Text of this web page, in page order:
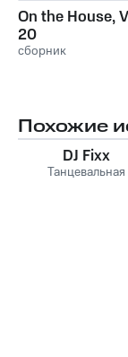
On the House,
20
сборник
Похожие
DJ Fixx
Танцевальная